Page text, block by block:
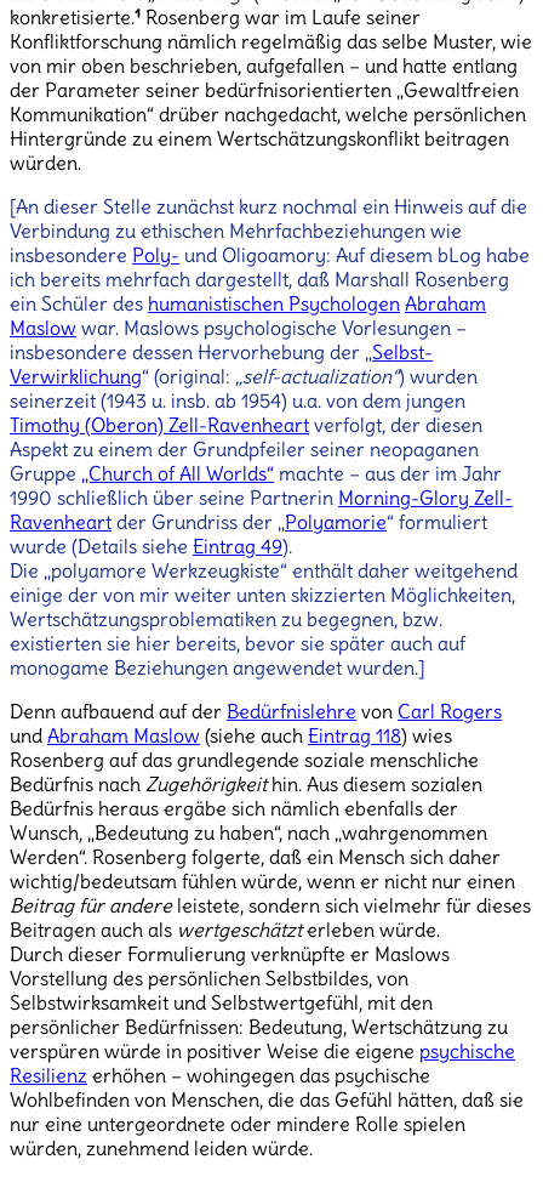
konkretisierte.¹ Rosenberg war im Laufe seiner
Konfliktforschung nämlich regelmäßig das selbe Muster, wie
von mir oben beschrieben, aufgefallen – und hatte entlang
der Parameter seiner bedürfnisorientierten „Gewaltfreien
Kommunikation“ drüber nachgedacht, welche persönlichen
Hintergründe zu einem Wertschätzungskonflikt beitragen
würden.
[An dieser Stelle zunächst kurz nochmal ein Hinweis auf die
Verbindung zu ethischen Mehrfachbeziehungen wie
insbesondere Poly- und Oligoamory: Auf diesem bLog habe
ich bereits mehrfach dargestellt, daß Marshall Rosenberg
ein Schüler des humanistischen Psychologen Abraham
Maslow war. Maslows psychologische Vorlesungen –
insbesondere dessen Hervorhebung der „Selbst-
Verwirklichung“ (original: „self-actualization“) wurden
seinerzeit (1943 u. insb. ab 1954) u.a. von dem jungen
Timothy (Oberon) Zell-Ravenheart verfolgt, der diesen
Aspekt zu einem der Grundpfeiler seiner neopaganen
Gruppe „Church of All Worlds“ machte – aus der im Jahr
1990 schließlich über seine Partnerin Morning-Glory Zell-
Ravenheart der Grundriss der „Polyamorie“ formuliert
wurde (Details siehe Eintrag 49).
Die „polyamore Werkzeugkiste“ enthält daher weitgehend
einige der von mir weiter unten skizzierten Möglichkeiten,
Wertschätzungsproblematiken zu begegnen, bzw.
existierten sie hier bereits, bevor sie später auch auf
monogame Beziehungen angewendet wurden.]
Denn aufbauend auf der Bedürfnislehre von Carl Rogers
und Abraham Maslow (siehe auch Eintrag 118) wies
Rosenberg auf das grundlegende soziale menschliche
Bedürfnis nach Zugehörigkeithin. Aus diesem sozialen
Bedürfnis heraus ergäbe sich nämlich ebenfalls der
Wunsch, „Bedeutung zu haben“, nach „wahrgenommen
Werden“. Rosenberg folgerte, daß ein Mensch sich daher
wichtig/bedeutsam fühlen würde, wenn er nicht nur einen
Beitrag für andereleistete, sondern sich vielmehr für dieses
Beitragen auch als wertgeschätzterleben würde.
Durch dieser Formulierung verknüpfte er Maslows
Vorstellung des persönlichen Selbstbildes, von
Selbstwirksamkeit und Selbstwertgefühl, mit den
persönlicher Bedürfnissen: Bedeutung, Wertschätzung zu
verspüren würde in positiver Weise die eigene psychische
Resilienz erhöhen – wohingegen das psychische
Wohlbefinden von Menschen, die das Gefühl hätten, daß sie
nur eine untergeordnete oder mindere Rolle spielen
würden, zunehmend leiden würde.